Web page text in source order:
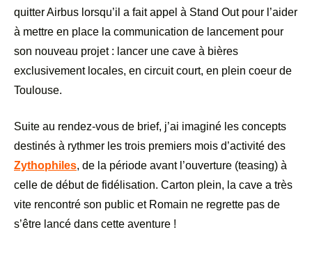
quitter Airbus lorsqu’il a fait appel à Stand Out pour l ’aider
à mettre en place la communication de lancement pour
son nouveau projet : lancer une cave à bières
exclusivement locales, en circuit court, en plein coeur de
Toulouse.
Suite au rendez-vous de brief, j’ai imaginé les concepts
destinés à rythmer les trois premiers mois d’activité des
Zythophiles, de la période avant l ’ouverture (teasing) à
celle de début de fidélisation. Carton plein, la cave a très
vite rencontré son public et Romain ne regrette pas de
s’être lancé dans cette aventure !